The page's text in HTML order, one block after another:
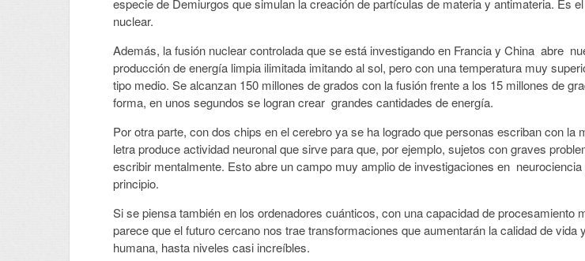
especie de Demiurgos que simulan la creación de partículas de materia y antimateria. Es
nuclear.
Además, la fusión nuclear controlada que se está investigando en Francia y China abre
producción de energía limpia ilimitada imitando al sol, pero con una temperatura muy
tipo medio. Se alcanzan 150 millones de grados con la fusión frente a los 15 millones de
forma, en unos segundos se logran crear grandes cantidades de energía.
Por otra parte, con dos chips en el cerebro ya se ha logrado que personas escriban con la
letra produce actividad neuronal que sirve para que, por ejemplo, sujetos con graves
escribir mentalmente. Esto abre un campo muy amplio de investigaciones en
principio.
Si se piensa también en los ordenadores cuánticos, con una capacidad de procesamiento
parece que el futuro cercano nos trae transformaciones que aumentarán la calidad de vida
humana, hasta niveles casi increíbles.